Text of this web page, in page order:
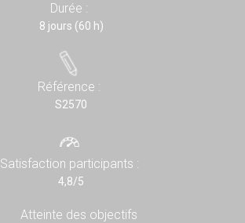
Durée :
8 jours (60 h)
Référence :
S2570
Satisfaction participants :
4,8/5
Atteinte des objectifs